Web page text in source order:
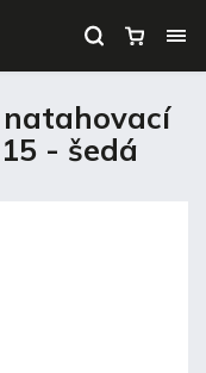
- šedá